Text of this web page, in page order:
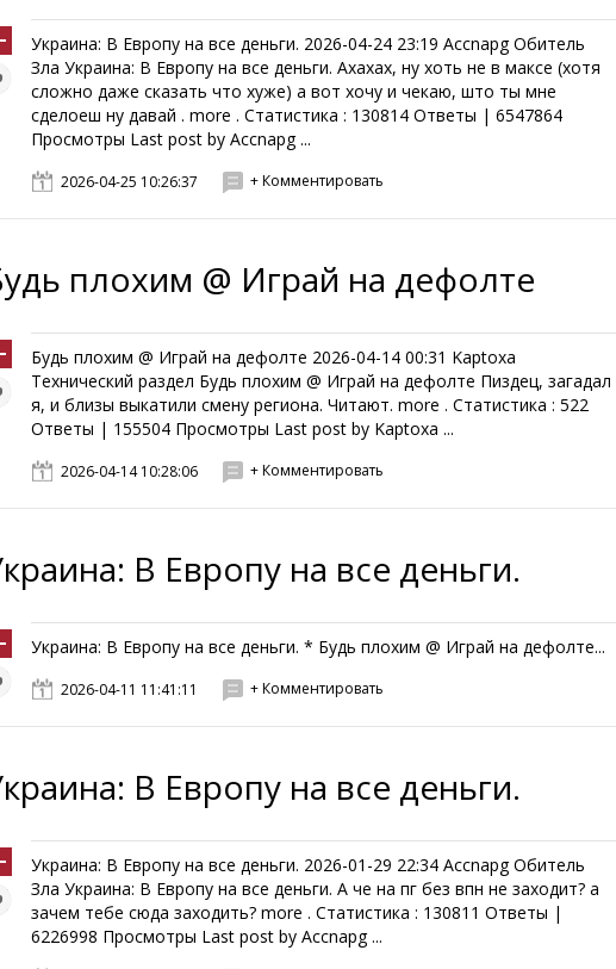
Украина: В Европу на все деньги. 2026-04-24 23:19 Accnapg Обитель
Зла Украина: В Европу на все деньги. Ахахах, ну хоть не в максе (хотя
сложно даже сказать что хуже) а вот хочу и чекаю, што ты мне
сделоеш ну давай . more . Статистика : 130814 Ответы | 6547864
Просмотры Last post by Accnapg ...
2026-04-25 10:26:37 + Комментировать
плохим @ Играй на дефолте
Будь плохим @ Играй на дефолте 2026-04-14 00:31 Kaptoxa
Технический раздел Будь плохим @ Играй на дефолте Пиздец, загадал
я, и близы выкатили смену региона. Читают. more . Статистика : 522
Ответы | 155504 Просмотры Last post by Kaptoxa ...
2026-04-14 10:28:06 + Комментировать
В Европу на все деньги.
Украина: В Европу на все деньги. * Будь плохим @ Играй на дефолте...
2026-04-11 11:41:11 + Комментировать
В Европу на все деньги.
Украина: В Европу на все деньги. 2026-01-29 22:34 Accnapg Обитель
Зла Украина: В Европу на все деньги. А че на пг без впн не заходит? а
зачем тебе сюда заходить? more . Статистика : 130811 Ответы |
6226998 Просмотры Last post by Accnapg ...